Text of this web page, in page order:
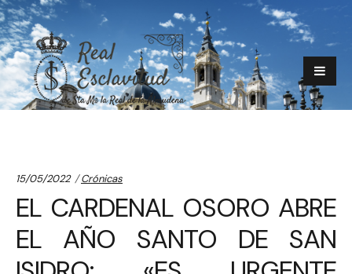
15/05/2022 Categories:
Crónicas
EL CARDENAL OSORO ABRE
EL AÑO SANTO DE SAN